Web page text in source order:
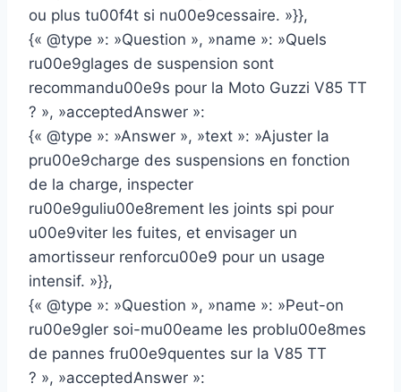
ou plus tu00f4t si nu00e9cessaire. »}},
{« @type »: »Question », »name »: »Quels
ru00e9glages de suspension sont
recommandu00e9s pour la Moto Guzzi V85 TT
? », »acceptedAnswer »:
{« @type »: »Answer », »text »: »Ajuster la
pru00e9charge des suspensions en fonction
de la charge, inspecter
ru00e9guliu00e8rement les joints spi pour
u00e9viter les fuites, et envisager un
amortisseur renforcu00e9 pour un usage
intensif. »}},
{« @type »: »Question », »name »: »Peut-on
ru00e9gler soi-mu00eame les problu00e8mes
de pannes fru00e9quentes sur la V85 TT
? », »acceptedAnswer »: